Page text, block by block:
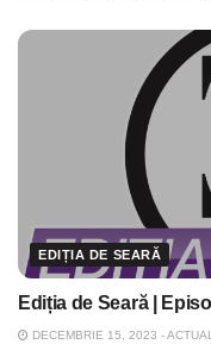
EDIȚIA DE SEARĂ
Ediția de Seară |
DECEMBRIE 15, 2023 -